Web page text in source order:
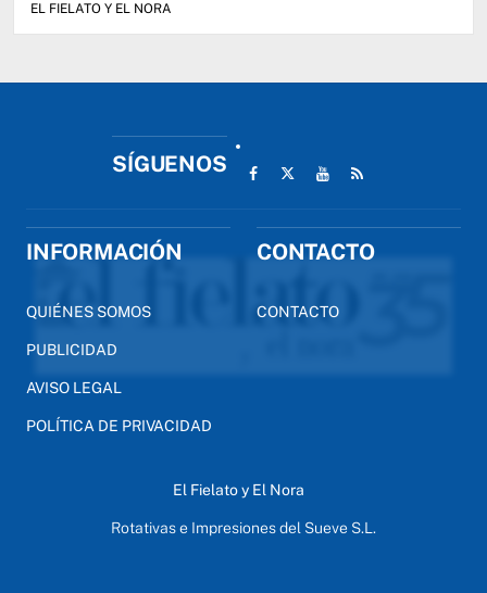
EL FIELATO Y EL NORA
SÍGUENOS
INFORMACIÓN
QUIÉNES SOMOS
PUBLICIDAD
AVISO LEGAL
POLÍTICA DE PRIVACIDAD
CONTACTO
CONTACTO
El Fielato y El Nora
Rotativas e Impresiones del Sueve S.L.